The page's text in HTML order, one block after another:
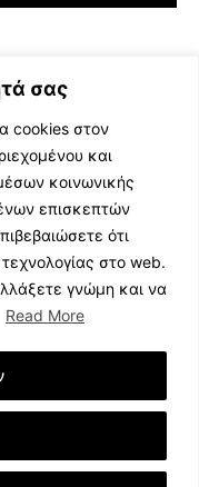
σας
cookies στον
και
κοινωνικής
επισκεπτών
ότι
στο web.
γνώμη και να
Read More